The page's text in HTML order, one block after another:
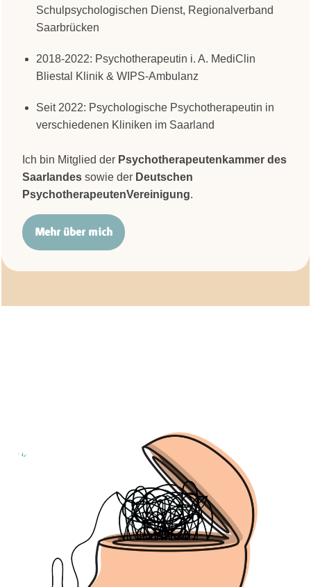
Schulpsychologischen Dienst, Regionalverband
Saarbrücken
2018-2022: Psychotherapeutin i. A. MediClin
Bliestal Klinik & WIPS-Ambulanz
Seit 2022: Psychologische Psychotherapeutin in
verschiedenen Kliniken im Saarland
Ich bin Mitglied der Psychotherapeutenkammer des
Saarlandessowie der Deutschen
PsychotherapeutenVereinigung.
Mehr über mich